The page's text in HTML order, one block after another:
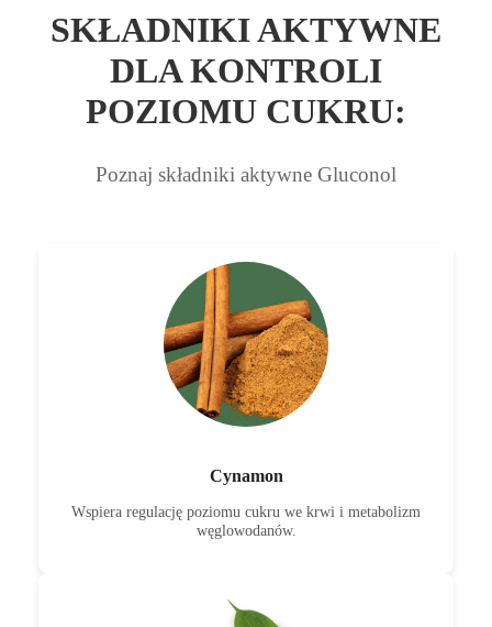
SKŁADNIKI AKTYWNE
DLA KONTROLI
POZIOMU CUKRU:
Poznaj składniki aktywne Gluconol
Cynamon
Wspiera regulację poziomu cukru we krwi i metabolizm
węglowodanów.